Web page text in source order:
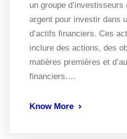
un groupe
argent pour investir dans
d’actifs financiers. Ces
inclure des actions, des
matières premières et
financiers.…
Know More